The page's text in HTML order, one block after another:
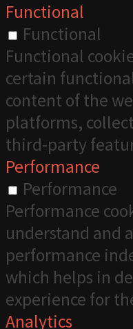
Functional
Functional
Functional
certain
content of the
platforms,
third-party
Performance
Performance
Performance
understand and
performance
which helps in
experience for
Analytics